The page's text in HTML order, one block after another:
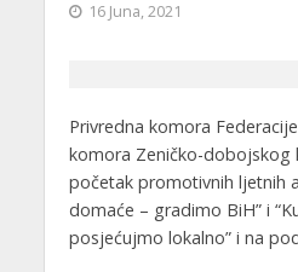
16 Juna, 2021
Privredna komora
komora Zeničko-dobojskog
početak promotivnih ljetnih
domaće – gradimo BiH” i
posjećujmo lokalno” i na